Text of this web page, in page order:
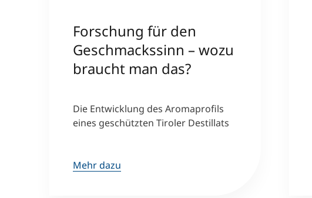
Forschung für den
Geschmackssinn – wozu
braucht man das?
Die Entwicklung des Aromaprofils
eines geschützten Tiroler Destillats
Mehr dazu